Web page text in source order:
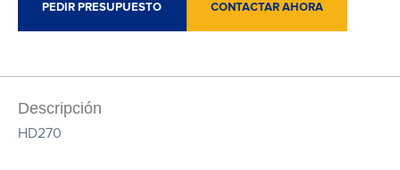
PEDIR PRESUPUESTO CONTACTAR AHORA
Descripción
HD270